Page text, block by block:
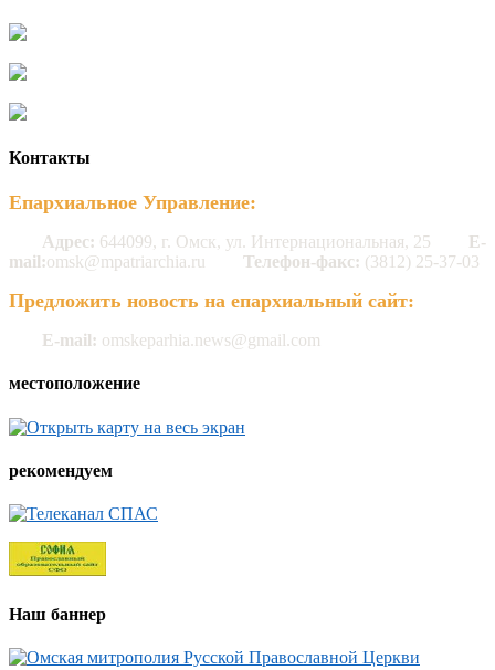
Контакты
Епархиальное Управление:
Адрес: 644099, г. Омск, ул. Интернациональная, 25
E-
mail:omsk@mpatriarchia.ru Телефон-факс: (3812) 25-37-03
Предложить новость на епархиальный сайт:
E-mail: omskeparhia.news@gmail.com
местоположение
рекомендуем
Наш баннер